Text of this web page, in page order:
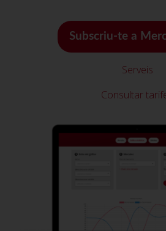
Subscriu-te a
Serveis
Consultar